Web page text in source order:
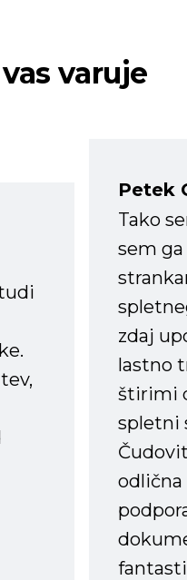
varuje
Petek
Tako
sem
zdaj
lastno
štirimi
spletni